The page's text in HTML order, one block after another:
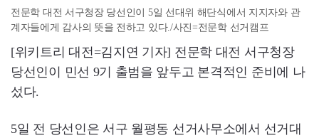
전문학 대전 서구청장 당선인이 5일 선대위 해단식에서 지지자와 관
계자들에게 감사의 뜻을 전하고 있다./사진=전문학 선거캠프
[위키트리 대전=김지연 기자] 전문학 대전 서구청장
당선인이 민선 9기 출범을 앞두고 본격적인 준비에 나
섰다.
5일 전 당선인은 서구 월평동 선거사무소에서 선거대